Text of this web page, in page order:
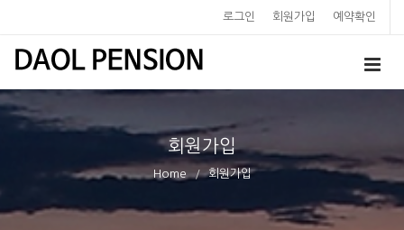
로그인 회원가입 예약확인
회원가입
Home 회원가입